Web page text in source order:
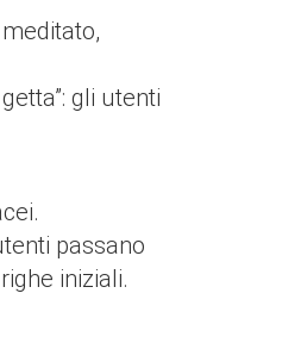
gli utenti
passano
iniziali.